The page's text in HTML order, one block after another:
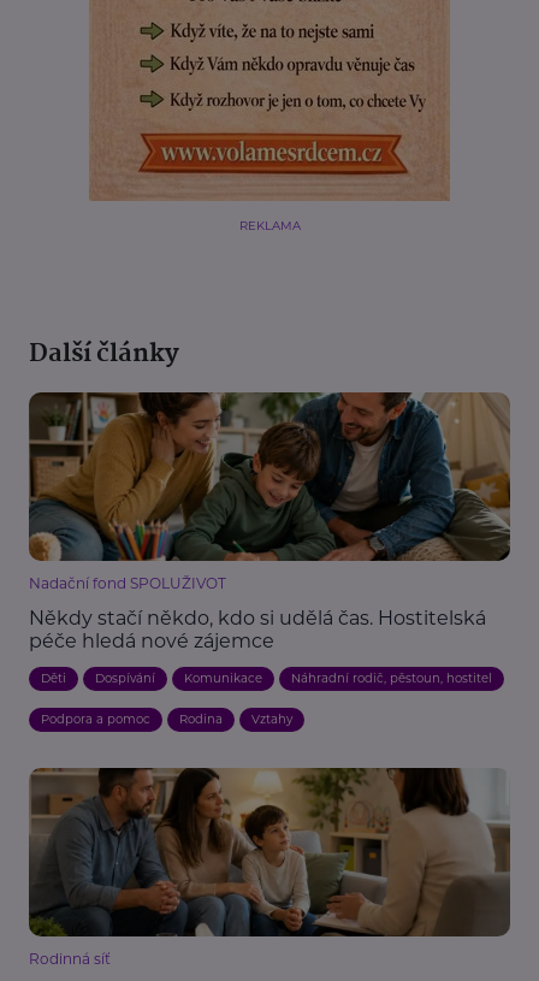
REKLAMA
Další články
Nadační fond SPOLUŽIVOT
Někdy stačí někdo, kdo si udělá čas. Hostitelská
péče hledá nové zájemce
Děti Dospívání Komunikace Náhradní rodič, pěstoun, hostitel
Podpora a pomoc Rodina Vztahy
Rodinná síť